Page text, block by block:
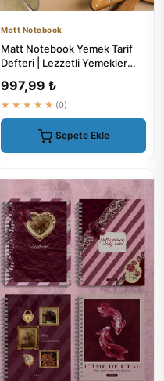
Matt Notebook
Matt Notebook Yemek Tarif
Defteri | Lezzetli Yemekler
997,99 ₺
★★★★★ (0)
Sepete Ekle